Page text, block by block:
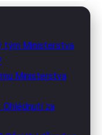
MV: Jaké
tým Ministerstva
Ministerstva
Ohlédnutí za